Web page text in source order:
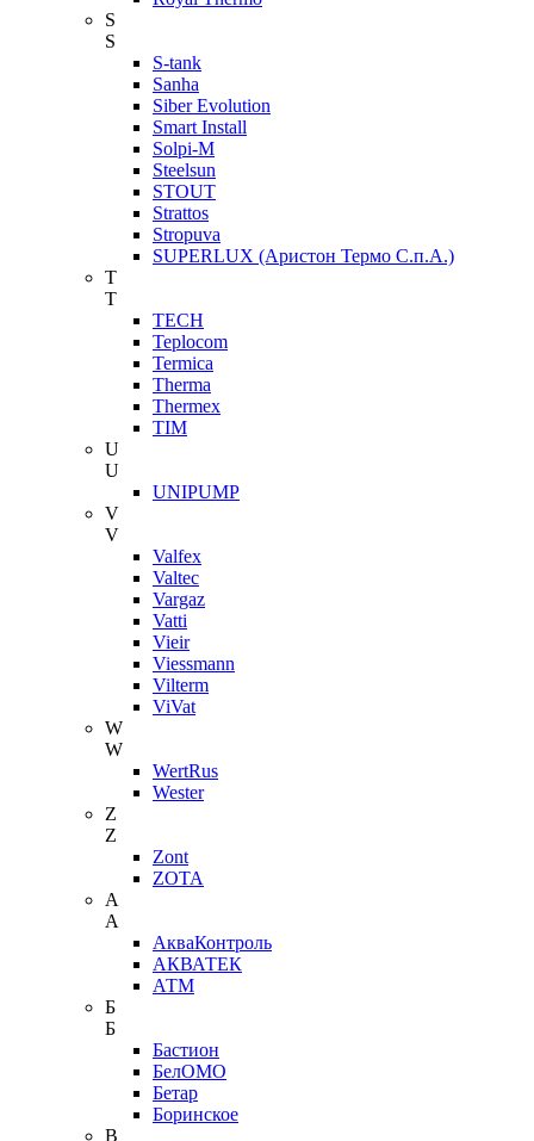
S
S
S-tank
Sanha
Siber Evolution
Smart Install
Solpi-M
Steelsun
STOUT
Strattos
Stropuva
SUPERLUX (Аристон Термо С.п.А.)
T
T
TECH
Teplocom
Termica
Therma
Thermex
TIM
U
U
UNIPUMP
V
V
Valfex
Valtec
Vargaz
Vatti
Vieir
Viessmann
Vilterm
ViVat
W
W
WertRus
Wester
Z
Z
Zont
ZOTA
А
А
АкваКонтроль
АКВАТЕК
АТМ
Б
Б
Бастион
БелОМО
Бетар
Боринское
В